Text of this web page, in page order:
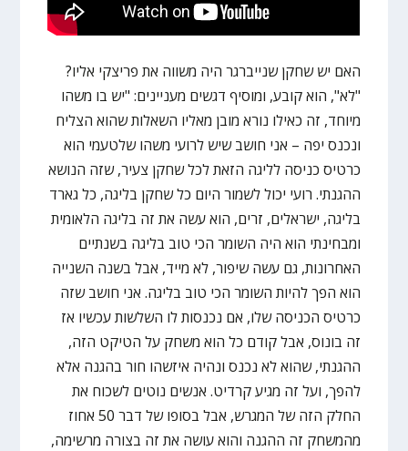
האם יש שחקן שנייברגר היה משווה את פריצקי אליו?
"לא", הוא קובע, ומוסיף דגשים מעניינים: "יש בו משהו
מיוחד, זה כאילו נורא מובן מאליו השאלות שהוא הצליח
ונכנס יפה – אני חושב שיש לרועי משהו שלטעמי הוא
כרטיס כניסה לליגה הזאת לכל שחקן צעיר, שזה הנושא
ההגנתי. רועי יכול לשמור היום כל שחקן בליגה, כל גארד
בליגה, ישראלים, זרים, הוא עשה את זה בליגה הלאומית
ומבחינתי הוא היה השומר הכי טוב בליגה בשנתיים
האחרונות, גם עשה שיפור, לא מייד, אבל בשנה השנייה
הוא הפך להיות השומר הכי טוב בליגה. אני חושב שזה
כרטיס הכניסה שלו, אם נכנסות לו השלשות עכשיו אז
זה בונוס, אבל קודם כל הוא משחק על הטיקט הזה,
ההגנתי, שהוא לא נכנס ונהיה איזשהו חור בהגנה אלא
להפך, ועל זה מגיע קרדיט. אנשים נוטים לשכוח את
החלק הזה של המגרש, אבל בסופו של דבר 50 אחוז
מהמשחק זה ההגנה והוא עושה את זה בצורה מרשימה,